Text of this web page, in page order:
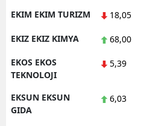
EKIM EKIM TURIZM 18,05
EKIZ EKIZ KIMYA 68,00
EKOS EKOS
TEKNOLOJI
5,39
EKSUN EKSUN
GIDA
6,03